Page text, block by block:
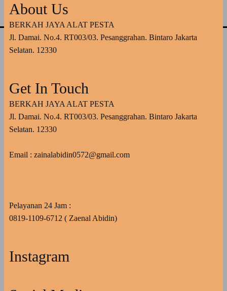
About Us
BERKAH JAYA ALAT PESTA
Jl. Damai. No.4. RT003/03. Pesanggrahan. Bintaro Jakarta
Selatan. 12330
Get In Touch
BERKAH JAYA ALAT PESTA
Jl. Damai. No.4. RT003/03. Pesanggrahan. Bintaro Jakarta
Selatan. 12330
Email : zainalabidin0572@gmail.com
Pelayanan 24 Jam :
0819-1109-6712 ( Zaenal Abidin)
Instagram